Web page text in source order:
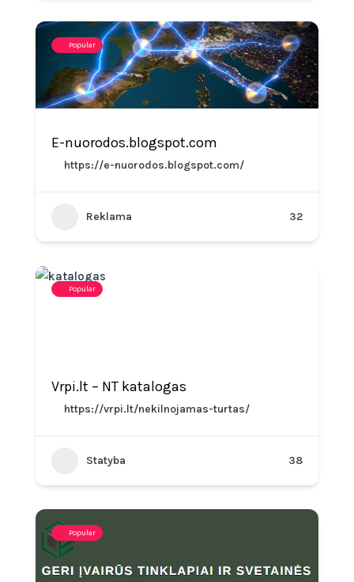
Popular
E-nuorodos.blogspot.com
https://e-nuorodos.blogspot.com/
Reklama 32
Popular
Vrpi.lt – NT katalogas
https://vrpi.lt/nekilnojamas-turtas/
Statyba 38
Popular